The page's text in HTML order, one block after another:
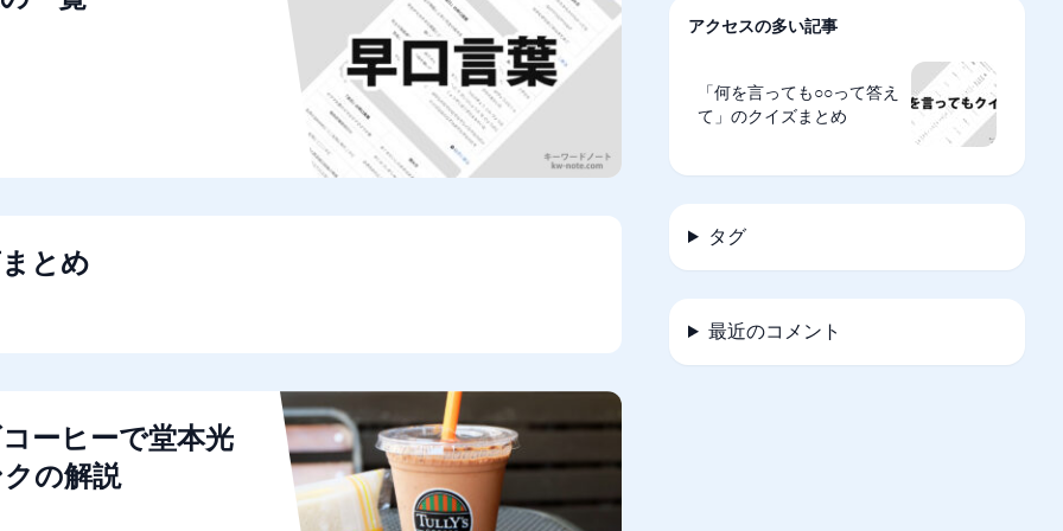
とめ
ーヒーで堂本光
の解説
アクセスの多い記事
「何を言っても○○って答え
て」のクイズまとめ
タグ
最近のコメント